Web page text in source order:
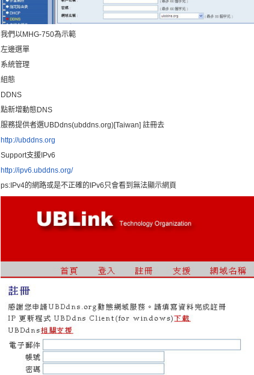
我們以MHG-750為示範
左邊選單
系統管理
組態
DDNS
點新增動態DNS
服務提供者選UBDdns(ubddns.org)[Taiwan] 註冊去
http://ubddns.org
Support支援IPv6
http://ipv6.ubddns.org/
ps:IPv4的網路或是不正確的IPv6只會看到無法顯示網頁